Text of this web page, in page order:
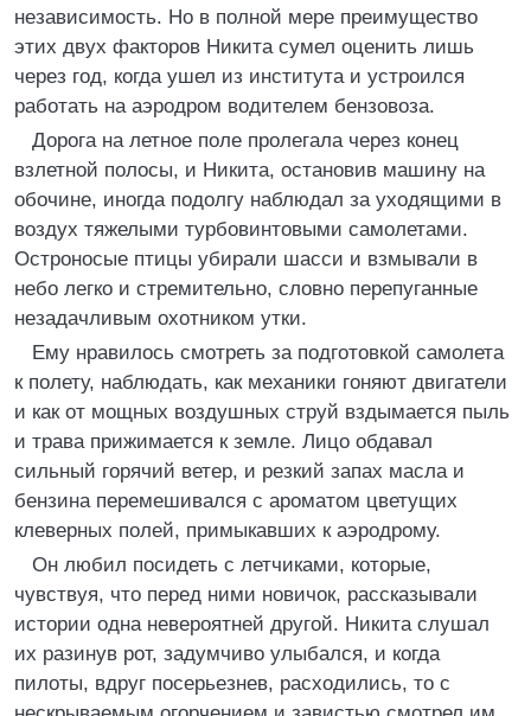
независимость. Но в полной мере преимущество
этих двух факторов Никита сумел оценить лишь
через год, когда ушел из института и устроился
работать на аэродром водителем бензовоза.
Дорога на летное поле пролегала через конец
взлетной полосы, и Никита, остановив машину на
обочине, иногда подолгу наблюдал за уходящими в
воздух тяжелыми турбовинтовыми самолетами.
Остроносые птицы убирали шасси и взмывали в
небо легко и стремительно, словно перепуганные
незадачливым охотником утки.
Ему нравилось смотреть за подготовкой самолета
к полету, наблюдать, как механики гоняют двигатели
и как от мощных воздушных струй вздымается пыль
и трава прижимается к земле. Лицо обдавал
сильный горячий ветер, и резкий запах масла и
бензина перемешивался с ароматом цветущих
клеверных полей, примыкавших к аэродрому.
Он любил посидеть с летчиками, которые,
чувствуя, что перед ними новичок, рассказывали
истории одна невероятней другой. Никита слушал
их разинув рот, задумчиво улыбался, и когда
пилоты, вдруг посерьезнев, расходились, то с